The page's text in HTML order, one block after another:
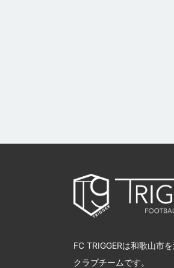
FC TRIGGERは和歌山市
クラブチームです。